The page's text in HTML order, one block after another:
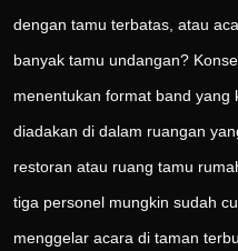
dengan tamu terbatas, atau
banyak tamu undangan?
menentukan format band yang
diadakan di dalam ruangan
restoran atau ruang tamu
tiga personel mungkin sudah
menggelar acara di taman